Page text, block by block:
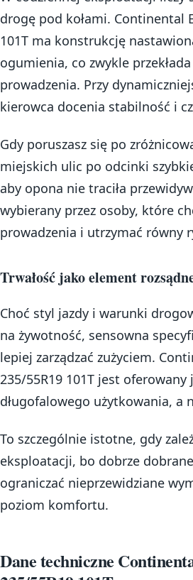
drogę pod kołami. Continental
101T ma konstrukcję
ogumienia, co zwykle
prowadzenia. Przy
kierowca docenia stabilność i
Gdy poruszasz się po
miejskich ulic po odcinki
aby opona nie traciła
wybierany przez osoby, które
prowadzenia i utrzymać równy
Trwałość jako element
Choć styl jazdy i warunki
na żywotność, sensowna
lepiej zarządzać zużyciem.
235/55R19 101T jest
długofalowego użytkowania, a
To szczególnie istotne, gdy
eksploatacji, bo dobrze
ograniczać nieprzewidziane
poziom komfortu.
Dane techniczne